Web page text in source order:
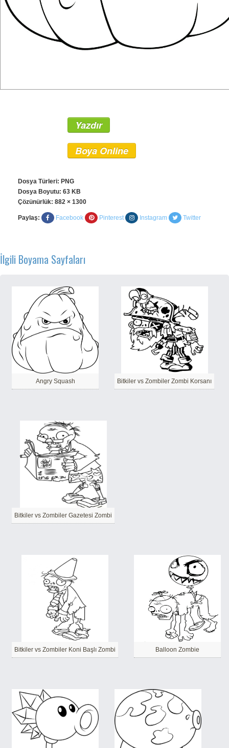
Yazdır
Boya Online
Dosya Türleri: PNG
Dosya Boyutu: 63 KB
Çözünürlük: 882 × 1300
Paylaş: Facebook Pinterest Instagram Twitter
İlgili Boyama Sayfaları
Angry Squash Bitkiler vs Zombiler Zombi Korsanı
Bitkiler vs Zombiler Gazetesi Zombi
Bitkiler vs Zombiler Koni Başlı Zombi Balloon Zombie